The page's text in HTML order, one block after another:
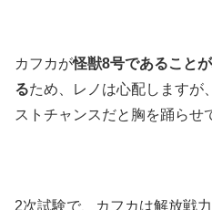
カフカが怪獣8号であること
るため、レノは心配しますが
ストチャンスだと胸を踊らせ
2次試験で、カフカは解放戦力